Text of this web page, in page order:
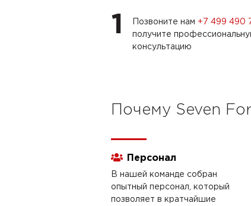
1 Позвоните нам +7 499 490
получите
консультацию
Почему Seven
Персонал
В нашей команде собран
опытный персонал, который
позволяет в кратчайшие